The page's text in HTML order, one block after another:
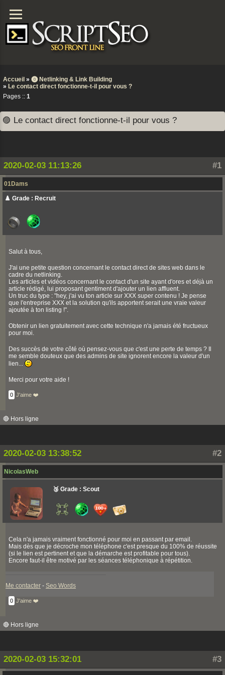
Accueil » ⓿ Netlinking & Link Building
» Le contact direct fonctionne-t-il pour vous ?
Pages :: 1
🟣 Le contact direct fonctionne-t-il pour vous ?
#1
2020-02-03 11:13:26
01Dams
♟️ Grade : Recruit
Salut à tous,
J'ai une petite question concernant le contact direct de sites web dans le
cadre du netlinking.
Les articles et vidéos concernant le contact d'un site ayant d'ores et déjà un
article rédigé, lui proposant gentiment d'ajouter un lien affluent.
Un truc du type : "hey, j'ai vu ton article sur XXX super contenu ! Je pense
que l'entreprise XXX et la solution qu'ils apportent serait une vraie valeur
ajoutée à ton listing !".
Obtenir un lien gratuitement avec cette technique n'a jamais été fructueux
pour moi.
Des succès de votre côté où pensez-vous que c'est une perte de temps ? Il
me semble douteux que des admins de site ignorent encore la valeur d'un
lien...
Merci pour votre aide !
0 J'aime ❤️
🔴 Hors ligne
#2
2020-02-03 13:38:52
NicolasWeb
🥉 Grade : Scout
Cela n'a jamais vraiment fonctionné pour moi en passant par email.
Mais dès que je décroche mon téléphone c'est presque du 100% de réussite
(si le lien est pertinent et que la démarche est profitable pour tous).
Encore faut-il être motivé par les séances téléphonique à répétition.
Me contacter - Seo Words
0 J'aime ❤️
🔴 Hors ligne
#3
2020-02-03 15:32:01